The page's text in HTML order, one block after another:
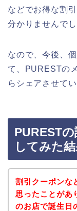
などでお得な割
分かりませんでし
なので、今後、
て、PURESTの
らシェアさせて
PUREST
してみた結
割引クーポンな
思ったことがあ
のお店で誕生日